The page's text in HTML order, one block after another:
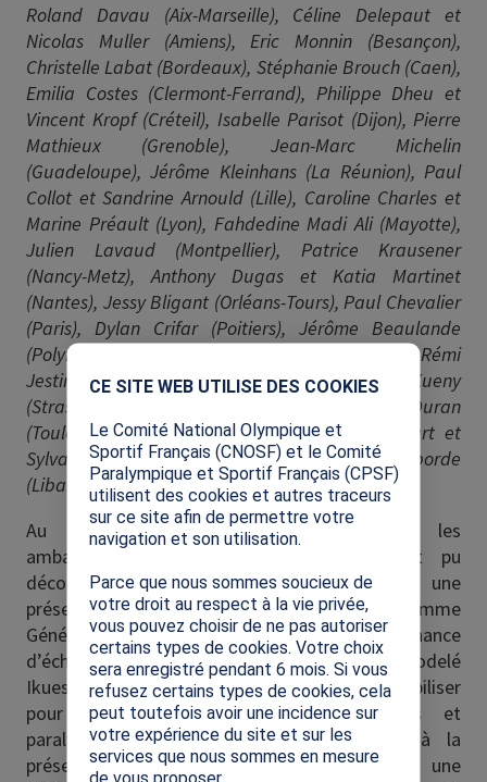
Roland Davau (Aix-Marseille), Céline Delepaut et
Nicolas Muller (Amiens), Eric Monnin (Besançon),
Christelle Labat (Bordeaux), Stéphanie Brouch (Caen),
Emilia Costes (Clermont-Ferrand), Philippe Dheu et
Vincent Kropf (Créteil), Isabelle Parisot (Dijon), Pierre
Mathieux (Grenoble), Jean-Marc Michelin
(Guadeloupe), Jérôme Kleinhans (La Réunion), Paul
Collot et Sandrine Arnould (Lille), Caroline Charles et
Marine Préault (Lyon), Fahdedine Madi Ali (Mayotte),
Julien Lavaud (Montpellier), Patrice Krausener
(Nancy-Metz), Anthony Dugas et Katia Martinet
(Nantes), Jessy Bligant (Orléans-Tours), Paul Chevalier
(Paris), Dylan Crifar (Poitiers), Jérôme Beaulande
(Polynésie Française), Mathieu Menacer (Reims), Rémi
Jestin (Rennes), Delphine Bunel (Rouen), Eric Kueny
(Strasbourg), Morgane Lagoute et Simon Duran
(Toulouse), Emmanuel Lehuede, Magali Errecart et
Sylvain Canitrot (Versailles) et Marjolaine Deborde
(Liban).
Au programme de ce rassemblement, les
ambassadeurs et ambassadrices SOP ont pu
découvrir l’étendue de leur rôle à travers une
présentation de Paris 2024, du programme
Génération 2024 et de la SOP. Ils ont eu la chance
d’échanger avec la sprinteuse olympienne Ayodelé
Ikuesan-Oudart, qui les a encouragés à se mobiliser
pour transmettre les valeurs olympiques et
paralympiques et sensibiliser la jeunesse à la
préservation de la planète, notamment via une
CE SITE WEB UTILISE DES COOKIES
Le Comité National Olympique et
Sportif Français (CNOSF) et le Comité
Paralympique et Sportif Français (CPSF)
utilisent des cookies et autres traceurs
sur ce site afin de permettre votre
navigation et son utilisation.
Parce que nous sommes soucieux de
votre droit au respect à la vie privée,
vous pouvez choisir de ne pas autoriser
certains types de cookies. Votre choix
sera enregistré pendant 6 mois. Si vous
refusez certains types de cookies, cela
peut toutefois avoir une incidence sur
votre expérience du site et sur les
services que nous sommes en mesure
de vous proposer.